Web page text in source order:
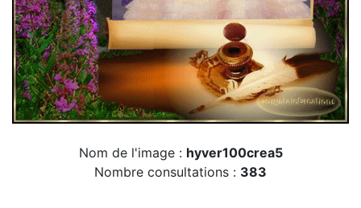
Nom de l'image : hyver100crea5
Nombre consultations : 383